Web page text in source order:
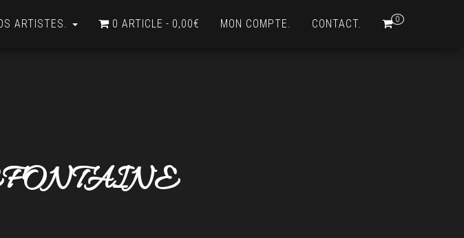
0
ARTISTES. 0 ARTICLE 0,00€ MON COMPTE. CONTACT.